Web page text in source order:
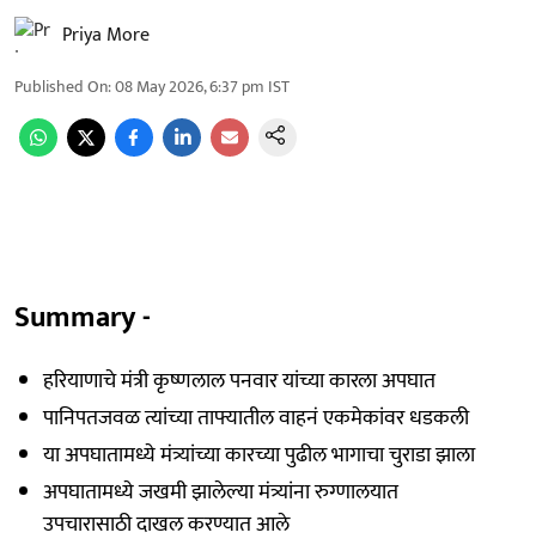
Priya More
Published On:08 May 2026, 6:37 pm IST
Summary -
हरियाणाचे मंत्री कृष्णलाल पनवार यांच्या कारला अपघात
पानिपतजवळ त्यांच्या ताफ्यातील वाहनं एकमेकांवर धडकली
या अपघातामध्ये मंत्र्यांच्या कारच्या पुढील भागाचा चुराडा झाला
अपघातामध्ये जखमी झालेल्या मंत्र्यांना रुग्णालयात
उपचारासाठी दाखल करण्यात आले